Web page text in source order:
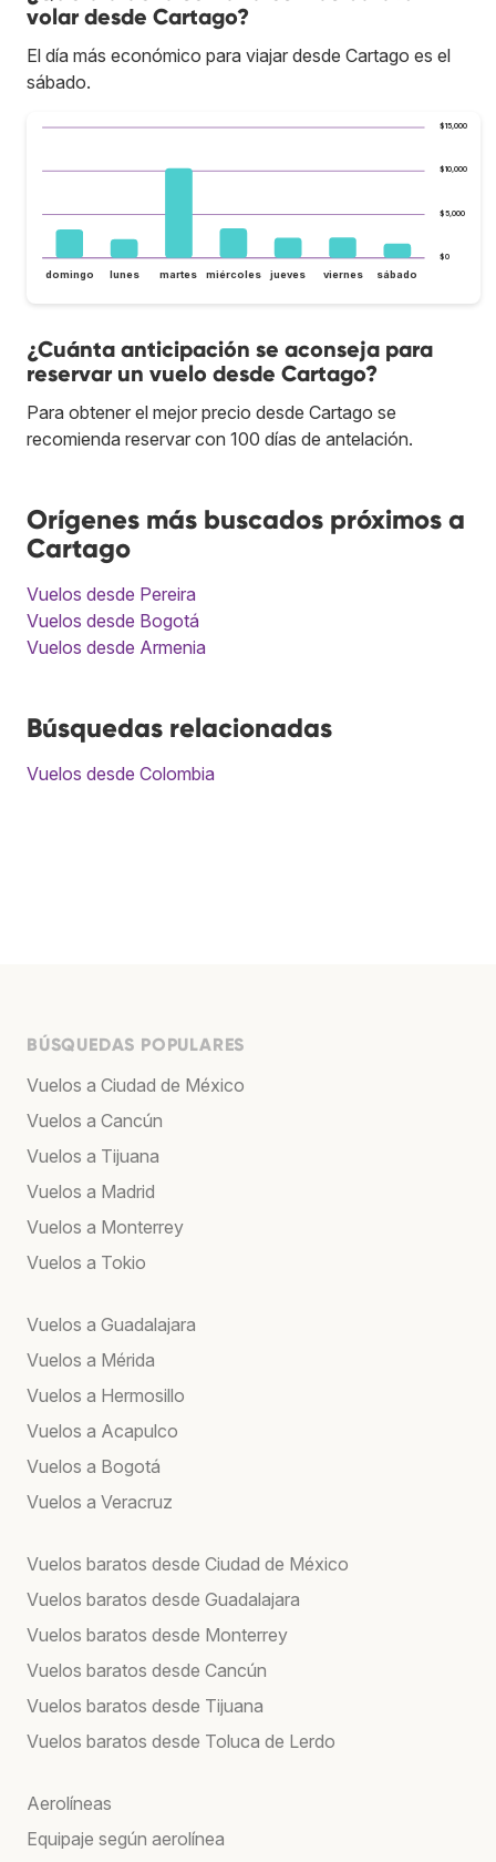
volar desde Cartago?
El día más económico para viajar desde Cartago es el
sábado.
$0
$5,000
$10,000
$15,000
domingo lunes martes miércoles jueves viernes sábado
¿Cuánta anticipación se aconseja para
reservar un vuelo desde Cartago?
Para obtener el mejor precio desde Cartago se
recomienda reservar con 100 días de antelación.
Orígenes más buscados próximos a
Cartago
Vuelos desde Pereira
Vuelos desde Bogotá
Vuelos desde Armenia
Búsquedas relacionadas
Vuelos desde Colombia
BÚSQUEDAS POPULARES
Vuelos a Ciudad de México
Vuelos a Cancún
Vuelos a Tijuana
Vuelos a Madrid
Vuelos a Monterrey
Vuelos a Tokio
Vuelos a Guadalajara
Vuelos a Mérida
Vuelos a Hermosillo
Vuelos a Acapulco
Vuelos a Bogotá
Vuelos a Veracruz
Vuelos baratos desde Ciudad de México
Vuelos baratos desde Guadalajara
Vuelos baratos desde Monterrey
Vuelos baratos desde Cancún
Vuelos baratos desde Tijuana
Vuelos baratos desde Toluca de Lerdo
Aerolíneas
Equipaje según aerolínea